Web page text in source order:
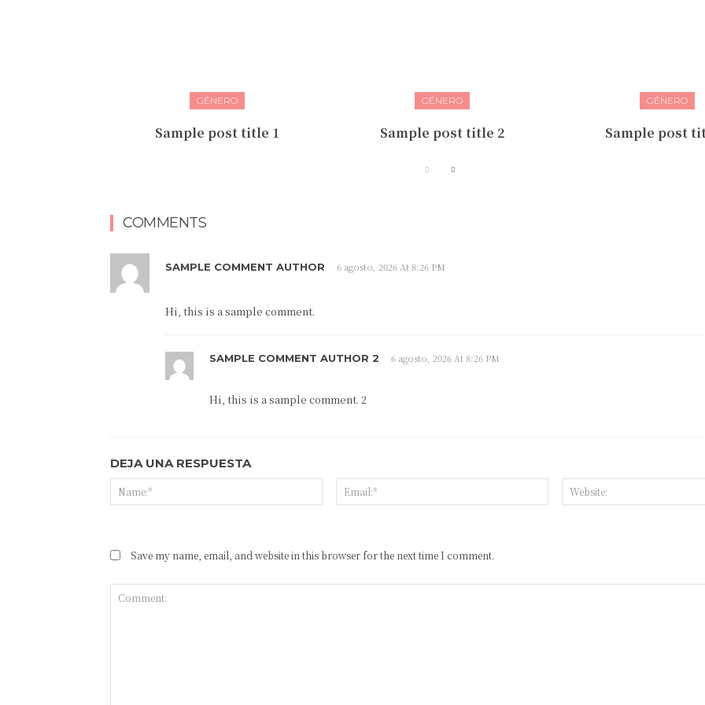
GÉNERO
Sample post title 1
GÉNERO
Sample post title 2
GÉNERO
Sample post
COMMENTS
SAMPLE COMMENT AUTHOR 6 agosto, 2026 At 8:26 PM
Hi, this is a sample comment.
SAMPLE COMMENT AUTHOR 2 6 agosto, 2026 At 8:26 PM
Hi, this is a sample comment. 2
DEJA UNA RESPUESTA
Save my name, email, and website in this browser for the next time I comment.